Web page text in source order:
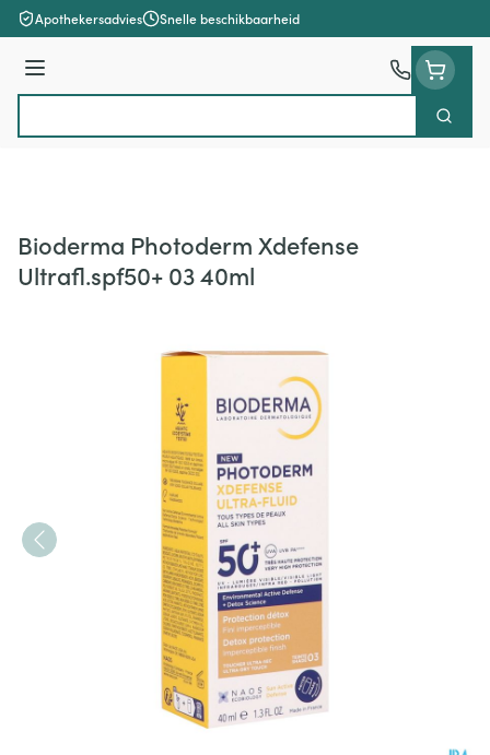
Ga naar de inhoud
Apothekersadvies Snelle beschikbaarheid
Menu
Zoek
Bioderma Photoderm Xdefense
Ultrafl.spf50+ 03 40ml